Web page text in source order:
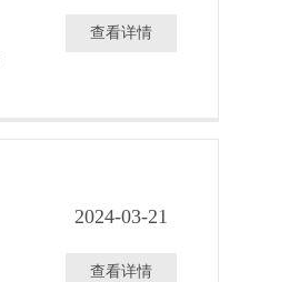
查看详情
2024-03-21
查看详情